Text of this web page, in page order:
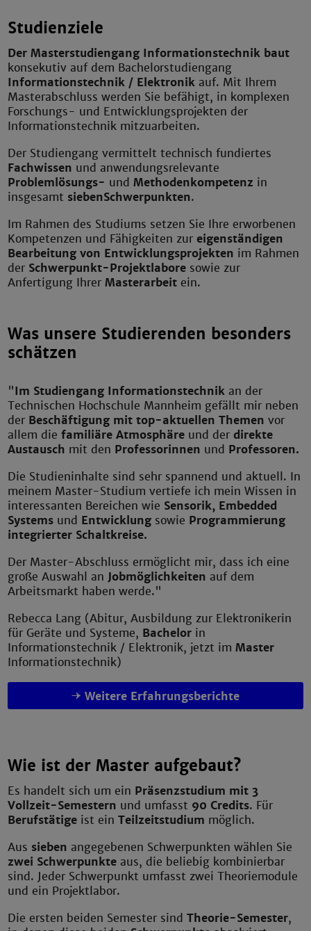
Studienziele
Der Masterstudiengang Informationstechnik baut
konsekutiv auf dem Bachelorstudiengang
Informationstechnik / Elektronik auf. Mit Ihrem
Masterabschluss werden Sie befähigt, in komplexen
Forschungs- und Entwicklungsprojekten der
Informationstechnik mitzuarbeiten.
Der Studiengang vermittelt technisch fundiertes
Fachwissen und anwendungsrelevante
Problemlösungs- und Methodenkompetenz in
insgesamt siebenSchwerpunkten.
Im Rahmen des Studiums setzen Sie Ihre erworbenen
Kompetenzen und Fähigkeiten zureigenständigen
Bearbeitung von Entwicklungsprojekten im Rahmen
der Schwerpunkt-Projektlabore sowie zur
Anfertigung IhrerMasterarbeit ein.
Was unsere Studierenden besonders
schätzen
"Im Studiengang Informationstechnik an der
Technischen Hochschule Mannheim gefällt mir neben
der Beschäftigung mit top-aktuellen Themenvor
allem die familiäre Atmosphäre und der direkte
Austausch mit den Professorinnen und Professoren.
Die Studieninhalte sind sehr spannend und aktuell. In
meinem Master-Studium vertiefe ich mein Wissen in
interessanten Bereichen wie Sensorik, Embedded
Systems und Entwicklung sowie Programmierung
integrierter Schaltkreise.
Der Master-Abschluss ermöglicht mir, dass ich eine
große Auswahl an Jobmöglichkeiten auf dem
Arbeitsmarkt haben werde."
Rebecca Lang (Abitur, Ausbildung zur Elektronikerin
für Geräte und Systeme, Bachelor in
Informationstechnik / Elektronik, jetzt imMaster
Informationstechnik)
Weitere Erfahrungsberichte
Wie ist der Master aufgebaut?
Es handelt sich um ein Präsenzstudium mit 3
Vollzeit-Semestern und umfasst 90 Credits. Für
Berufstätige ist einTeilzeitstudium möglich.
Aus sieben angegebenen Schwerpunkten wählen Sie
zwei Schwerpunkte aus, die beliebig kombinierbar
sind. Jeder Schwerpunkt umfasst zwei Theoriemodule
und ein Projektlabor.
Die ersten beiden Semester sindTheorie-Semester,